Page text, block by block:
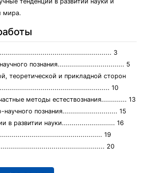
мира.
3
познания.................................. 5
теоретической и прикладной сторон
10
методы естествознания............. 13
научного познания............................ 15
в развитии науки........................... 16
19
20